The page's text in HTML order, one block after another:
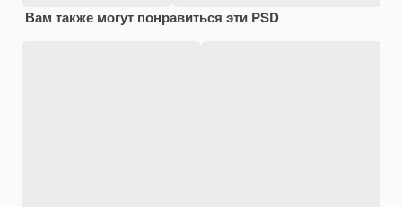
Вам также могут понравиться эти PSD